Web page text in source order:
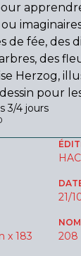
de fée, des
des
Herzog,
pour
3/4 jours
21/
x 183
208